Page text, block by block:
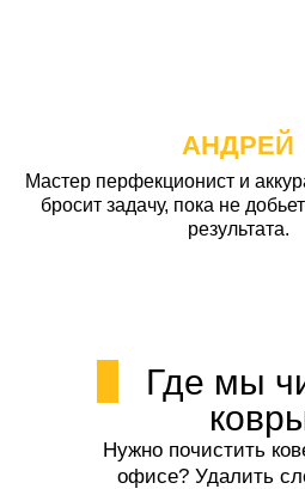
АНДРЕЙ
Мастер перфекционист и
бросит задачу, пока не
результата.
Где мы
Нужно почистить
офисе? Удалить